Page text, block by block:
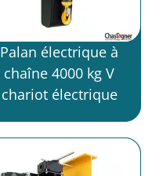
Palan électrique à
chaîne 4000 kg V
chariot électrique